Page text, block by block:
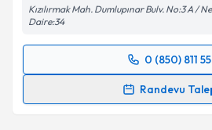
Kızılırmak Mah. Dumlupınar Bulv. No:3 A /
Daire:34
0 (850) 811
Randevu
Randevu Takvimi Talebi